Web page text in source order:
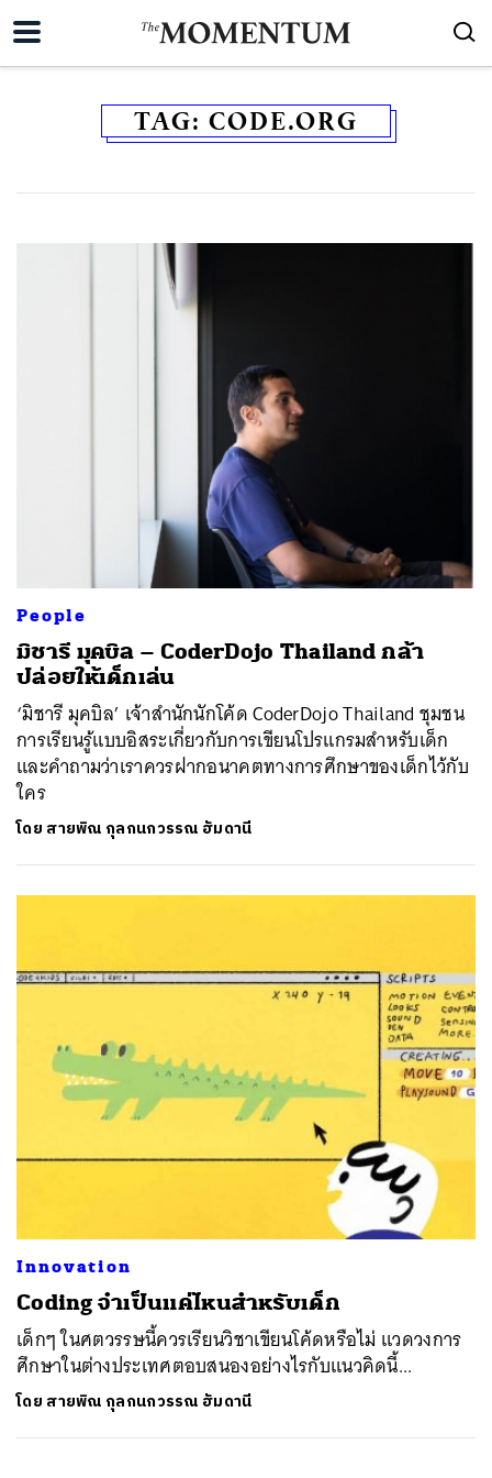
TAG: CODE.ORG
People
มิชารี มุคบิล – CoderDojo Thailand กล้า
ปล่อยให้เด็กเล่น
‘มิชารี มุคบิล’ เจ้าสำนักนักโค้ด CoderDojo Thailand ชุมชน
การเรียนรู้แบบอิสระเกี่ยวกับการเขียนโปรแกรมสำหรับเด็ก
และคำถามว่าเราควรฝากอนาคตทางการศึกษาของเด็กไว้กับ
ใคร
โดย สายพิณ กุลกนกวรรณ ฮัมดานี
Innovation
Coding จำเป็นแค่ไหนสำหรับเด็ก
เด็กๆ ในศตวรรษนี้ควรเรียนวิชาเขียนโค้ดหรือไม่ แวดวงการ
ศึกษาในต่างประเทศตอบสนองอย่างไรกับแนวคิดนี้...
โดย สายพิณ กุลกนกวรรณ ฮัมดานี
ค้นหา
SHARE TWEET LINE EMAIL